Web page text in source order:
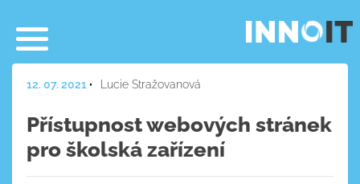
12. 07. 2021 Lucie Stražovanová
Přístupnost webových stránek
pro školská zařízení